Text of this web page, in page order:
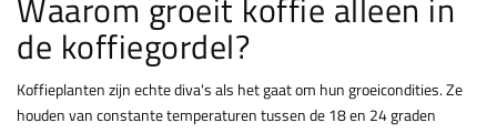
Waarom groeit koffie alleen in
de koffiegordel?
Koffieplanten zijn echte diva's als het gaat om hun groeicondities. Ze
houden van constante temperaturen tussen de 18 en 24 graden